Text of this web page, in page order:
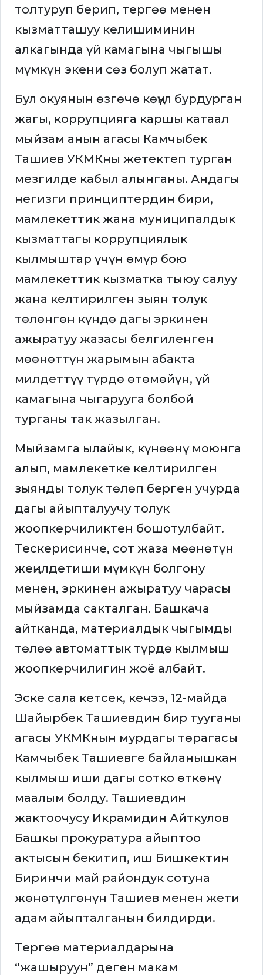
толтуруп берип, тергөө менен
кызматташуу келишиминин
алкагында үй камагына чыгышы
мүмкүн экени сөз болуп жатат.
Бул окуянын өзгөчө көңүл бурдурган
жагы, коррупцияга каршы катаал
мыйзам анын агасы Камчыбек
Ташиев УКМКны жетектеп турган
мезгилде кабыл алынганы. Андагы
негизги принциптердин бири,
мамлекеттик жана муниципалдык
кызматтагы коррупциялык
кылмыштар үчүн өмүр бою
мамлекеттик кызматка тыюу салуу
жана келтирилген зыян толук
төлөнгөн күндө дагы эркинен
ажыратуу жазасы белгиленген
мөөнөттүн жарымын абакта
милдеттүү түрдө өтөмөйүн, үй
камагына чыгарууга болбой
турганы так жазылган.
Мыйзамга ылайык, күнөөнү моюнга
алып, мамлекетке келтирилген
зыянды толук төлөп берген учурда
дагы айыпталуучу толук
жоопкерчиликтен бошотулбайт.
Тескерисинче, сот жаза мөөнөтүн
жеңилдетиши мүмкүн болгону
менен, эркинен ажыратуу чарасы
мыйзамда сакталган. Башкача
айтканда, материалдык чыгымды
төлөө автоматтык түрдө кылмыш
жоопкерчилигин жоё албайт.
Эске сала кетсек, кечээ, 12-майда
Шайырбек Ташиевдин бир тууганы
агасы УКМКнын мурдагы төрагасы
Камчыбек Ташиевге байланышкан
кылмыш иши дагы сотко өткөнү
маалым болду. Ташиевдин
жактоочусу Икрамидин Айткулов
Башкы прокуратура айыптоо
актысын бекитип, иш Бишкектин
Биринчи май райондук сотуна
жөнөтүлгөнүн Ташиев менен жети
адам айыпталганын билдирди.
Тергөө материалдарына
“жашыруун” деген макам